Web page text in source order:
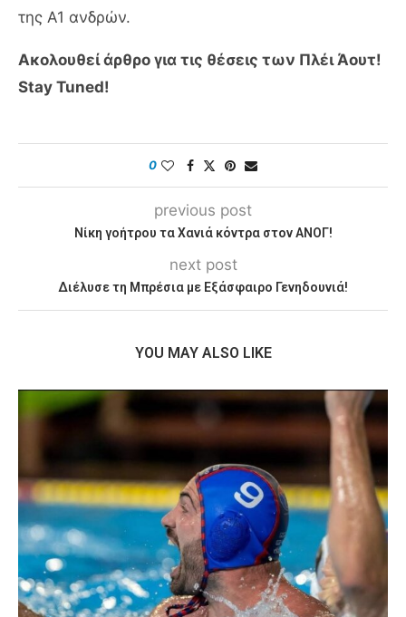
της Α1 ανδρών.
Ακολουθεί άρθρο για τις θέσεις των Πλέι Άουτ!
Stay Tuned!
0
previous post
Νίκη γοήτρου τα Χανιά κόντρα στον ΑΝΟΓ!
next post
Διέλυσε τη Μπρέσια με Εξάσφαιρο Γενηδουνιά!
YOU MAY ALSO LIKE